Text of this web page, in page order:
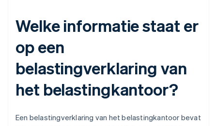
Welke informatie staat er
op een
belastingverklaring van
het belastingkantoor?
Een belastingverklaring van het belastingkantoor bevat